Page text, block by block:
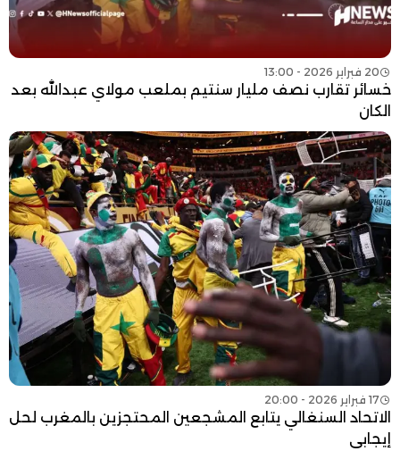
20 فبراير 2026 - 13:00
خسائر تقارب نصف مليار سنتيم بملعب مولاي عبدالله بعد
الكان
17 فبراير 2026 - 20:00
الاتحاد السنغالي يتابع المشجعين المحتجزين بالمغرب لحل
إيجابي